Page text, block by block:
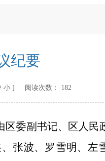
纪要
小] 阅读次数： 182
区委副书记、区人民
张波、罗雪明、左